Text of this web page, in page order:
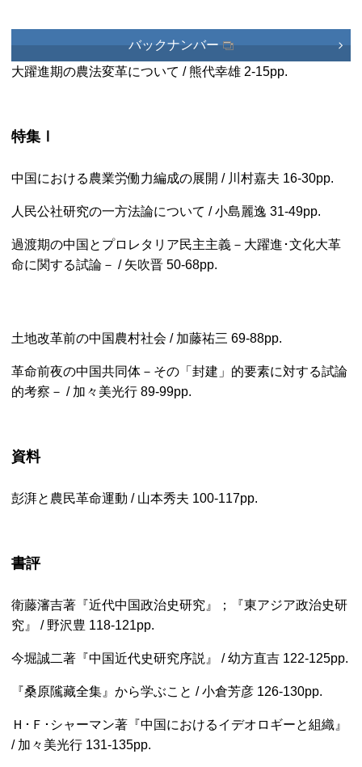
バックナンバー
大躍進期の農法変革について / 熊代幸雄 2-15pp.
特集Ⅰ
中国における農業労働力編成の展開 / 川村嘉夫 16-30pp.
人民公社研究の一方法論について / 小島麗逸 31-49pp.
過渡期の中国とプロレタリア民主主義－大躍進･文化大革
命に関する試論－ / 矢吹晋 50-68pp.
土地改革前の中国農村社会 / 加藤祐三 69-88pp.
革命前夜の中国共同体－その「封建」的要素に対する試論
的考察－ / 加々美光行 89-99pp.
資料
彭湃と農民革命運動 / 山本秀夫 100-117pp.
書評
衛藤瀋吉著『近代中国政治史研究』；『東アジア政治史研
究』 / 野沢豊 118-121pp.
今堀誠二著『中国近代史研究序説』 / 幼方直吉 122-125pp.
『桑原隲藏全集』から学ぶこと / 小倉芳彦 126-130pp.
Ｈ･Ｆ･シャーマン著『中国におけるイデオロギーと組織』
/ 加々美光行 131-135pp.